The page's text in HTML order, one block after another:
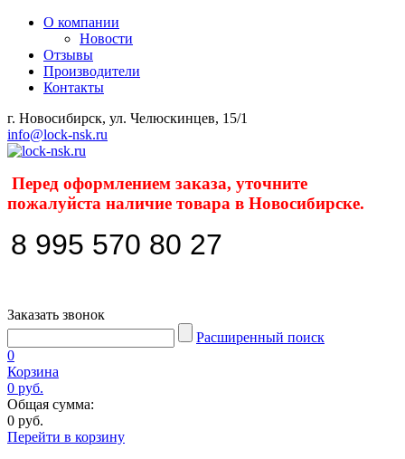
О компании
Новости
Отзывы
Производители
Контакты
г. Новосибирск, ул. Челюскинцев, 15/1
info@lock-nsk.ru
Перед оформлением заказа, уточните
пожалуйста наличие товара в Новосибирске.
8 995 570 80 27
Заказать звонок
Расширенный поиск
0
Корзина
0 руб.
Общая сумма:
0 руб.
Перейти в корзину